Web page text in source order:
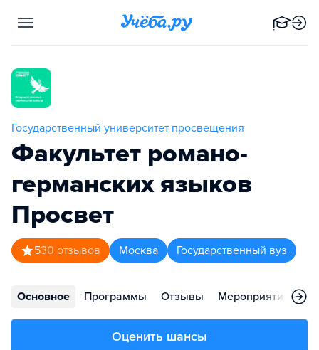
Государственный университет просвещения
Факультет романо-
германских языков
Просвет
530 отзывов Москва Государственный вуз
Основное Программы Отзывы Мероприятия
Оценить шансы